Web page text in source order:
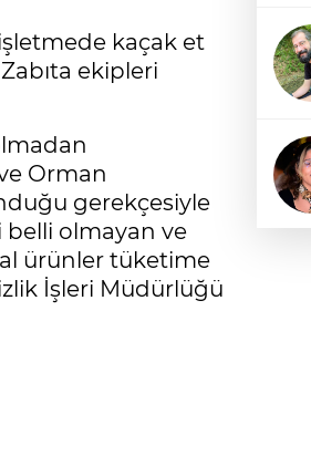
kaçak et
ekipleri
Orman
gerekçesiyle
belli olmayan ve
ürünler tüketime
İşleri Müdürlüğü